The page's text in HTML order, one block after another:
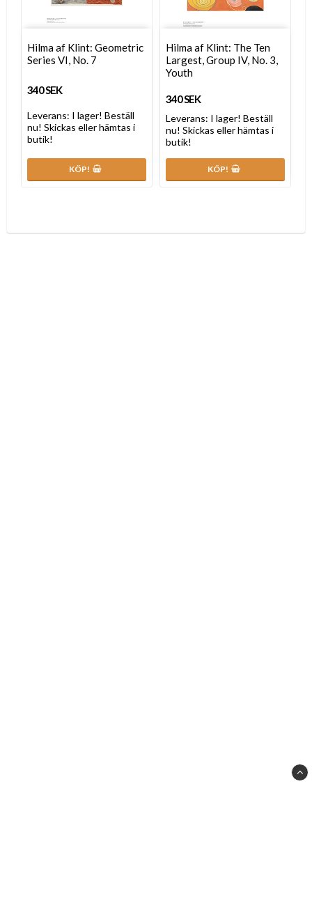
Hilma af Klint: Geometric
Series VI, No. 7
340 SEK
Leverans: I lager! Beställ
nu! Skickas eller hämtas i
butik!
KÖP!
Hilma af Klint: The Ten
Largest, Group IV, No. 3,
Youth
340 SEK
Leverans: I lager! Beställ
nu! Skickas eller hämtas i
butik!
KÖP!